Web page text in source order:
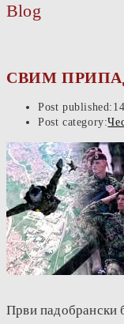
Blog
СВИМ
Post published:
Post category:
Први падобрански